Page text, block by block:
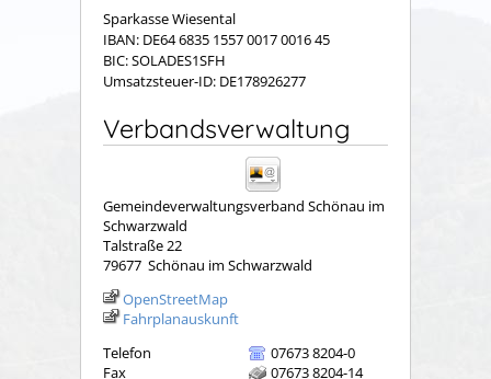
Sparkasse Wiesental
IBAN: DE64 6835 1557 0017 0016 45
BIC: SOLADES1SFH
Umsatzsteuer-ID: DE178926277
Verbandsverwaltung
Gemeindeverwaltungsverband Schönau im
Schwarzwald
Talstraße 22
79677 Schönau im Schwarzwald
OpenStreetMap
Fahrplanauskunft
Telefon
07673 8204-0
Fax
07673 8204-14